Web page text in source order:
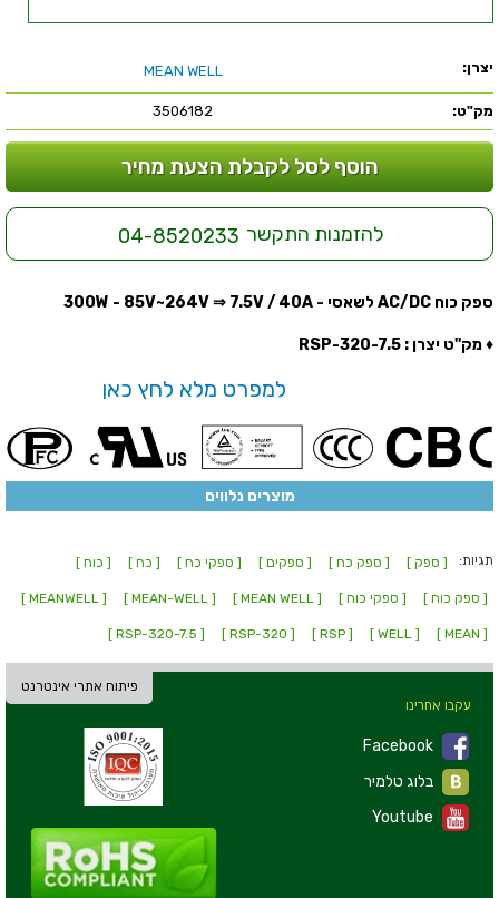
יצרן: MEAN WELL
מק"ט: 3506182
הוסף לסל לקבלת הצעת מחיר
להזמנות התקשר 04-8520233
ספק כוח AC/DC לשאסי - 300W - 85V~264V ⇒ 7.5V / 40A
♦ מק''ט יצרן : RSP-320-7.5
למפרט מלא לחץ כאן
מוצרים נלווים
תגיות: [ ספק ] [ ספק כח ] [ ספקים ] [ ספקי כח ] [ כח ] [ כוח ]
[ ספק כוח ] [ ספקי כוח ] [ MEAN WELL ]
[ MEAN-WELL ]
[ MEANWELL ]
[ MEAN ]
[ WELL ]
[ RSP ]
[ RSP-320 ]
[ RSP-320-7.5 ]
פיתוח אתרי אינטרנט
עקבו אחרינו
Facebook
Youtube